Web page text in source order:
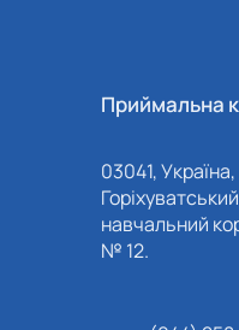
Приймальна
03041,
навчальний
№ 12.